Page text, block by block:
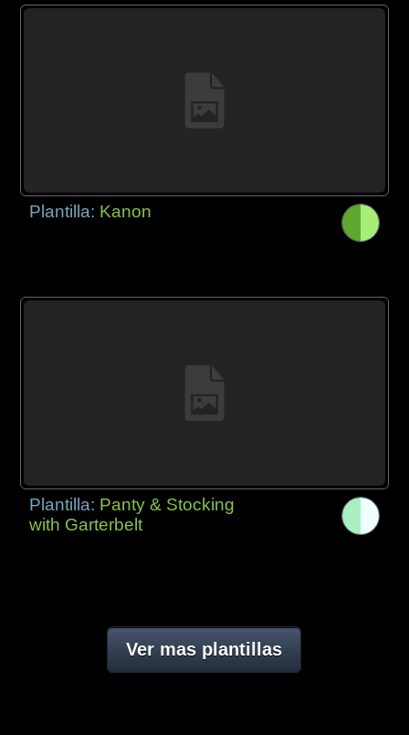
Plantilla: Kanon
Plantilla: Panty & Stocking
with Garterbelt
Ver mas plantillas